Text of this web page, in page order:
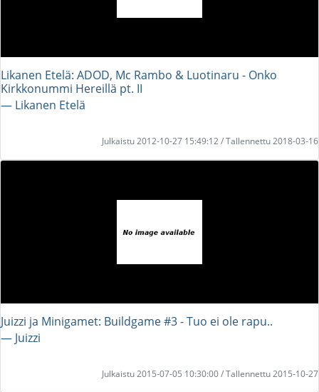
Likanen Etelä: ADOD, Mc Rambo & Luotinaru - Onko
Kirkkonummi Hereillä pt. II
― Likanen Etelä
Julkaistu 2012-10-27 15:49:12 / Tallennettu 2018-03-16
Juizzi ja Minigamet: Buildgame #3 - Tuo ei ole rapu..
― Juizzi
Julkaistu 2015-07-05 10:30:00 / Tallennettu 2015-10-27